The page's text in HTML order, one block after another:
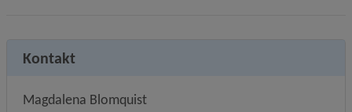
Kontakt
Magdalena Blomquist